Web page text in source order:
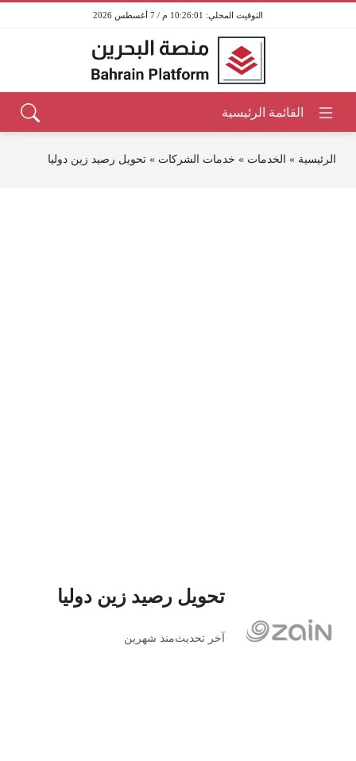
10:26:01 م / 7 أغسطس 2026
الرئيسية » الخدمات » خدمات الشركات » تحويل رصيد زين دوليا
تحويل رصيد زين دوليا
آخر تحديثمنذ شهرين